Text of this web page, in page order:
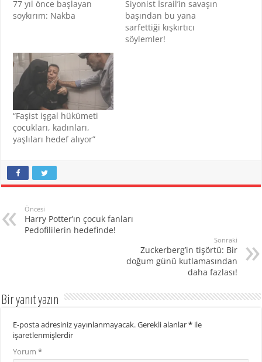
77 yıl önce başlayan
soykırım: Nakba
Siyonist İsrail’in savaşın
başından bu yana
sarfettiği kışkırtıcı
söylemler!
“Faşist işgal hükümeti
çocukları, kadınları,
yaşlıları hedef alıyor”
Öncesi
Harry Potter’ın çocuk fanları
Pedofililerin hedefinde!
Sonraki
Zuckerberg’in tişörtü: Bir
doğum günü kutlamasından
daha fazlası!
Bir yanıt yazın
E-posta adresiniz yayınlanmayacak.Gerekli alanlar* ile
işaretlenmişlerdir
Yorum*